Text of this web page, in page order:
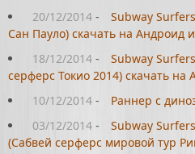
20/12/2014 -
Subway
Сан Пауло) скачать на Андроид
18/12/2014 -
Subway
серферс Токио 2014) скачать
10/12/2014 -
Раннер с
03/12/2014 -
Subway
(Сабвей серферс мировой тур